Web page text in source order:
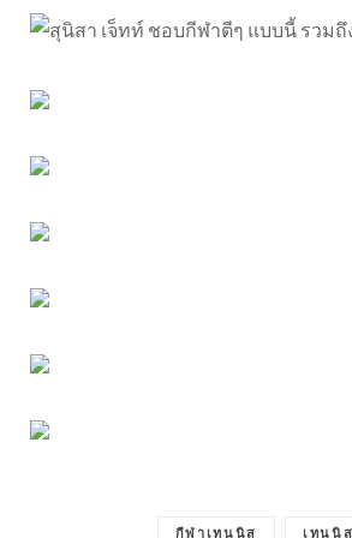
กีฬาเทนนิส เทนนิส